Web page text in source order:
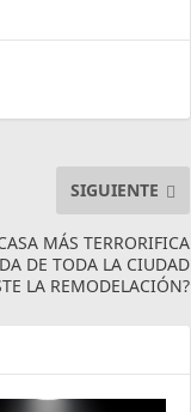
SIGUIENTE
MÁS TERRORIFICA
DE TODA LA CIUDAD
LA REMODELACIÓN?